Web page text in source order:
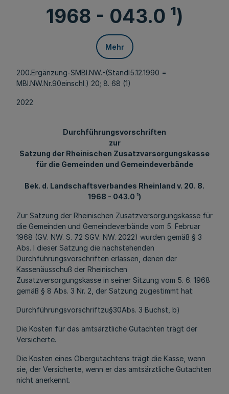
1968 - 043.0 ¹)
Mehr
200.Ergänzung-SMBl.NW.-(Standl5.12.1990 =
MBl.NW.Nr.90einschl.) 20; 8. 68 (1)
2022
Durchführungsvorschriften
zur
Satzung der Rheinischen Zusatzvarsorgungskasse
für die Gemeinden und Gemeindeverbände
Bek. d. Landschaftsverbandes Rheinland v. 20. 8.
1968 - 043.0 ¹)
Zur Satzung der Rheinischen Zusatzversorgungskasse für
die Gemeinden und Gemeindeverbände vom 5. Februar
1968 (GV. NW. S. 72 SGV. NW. 2022) wurden gemäß § 3
Abs. l dieser Satzung die nachstehenden
Durchführungsvorschriften erlassen, denen der
Kassenäusschuß der Rheinischen
Zusatzversorgungskasse in seiner Sitzung vom 5. 6. 1968
gemäß § 8 Abs. 3 Nr. 2, der Satzung zugestimmt hat:
Durchführungsvorschriftzu§30Abs. 3 Buchst, b)
Die Kosten für das amtsärztliche Gutachten trägt der
Versicherte.
Die Kosten eines Obergutachtens trägt die Kasse, wenn
sie, der Versicherte, wenn er das amtsärztliche Gutachten
nicht anerkennt.